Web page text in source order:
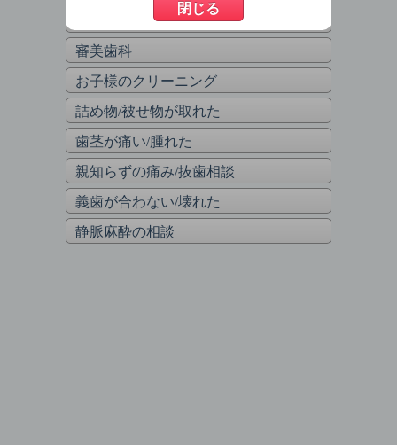
歯が欠けてしまった
審美歯科
お子様のクリーニング
詰め物/被せ物が取れた
歯茎が痛い/腫れた
親知らずの痛み/抜歯相談
義歯が合わない/壊れた
静脈麻酔の相談
閉じる